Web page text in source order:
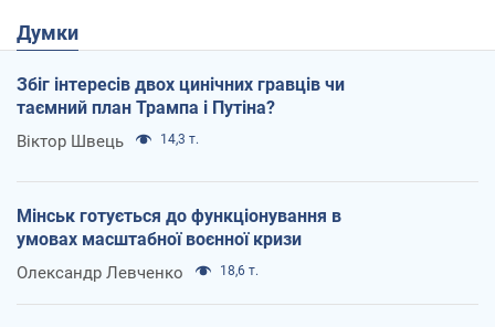
Думки
Збіг інтересів двох цинічних гравців чи
таємний план Трампа і Путіна?
Віктор Швець 14,3 т.
Мінськ готується до функціонування в
умовах масштабної воєнної кризи
Олександр Левченко 18,6 т.